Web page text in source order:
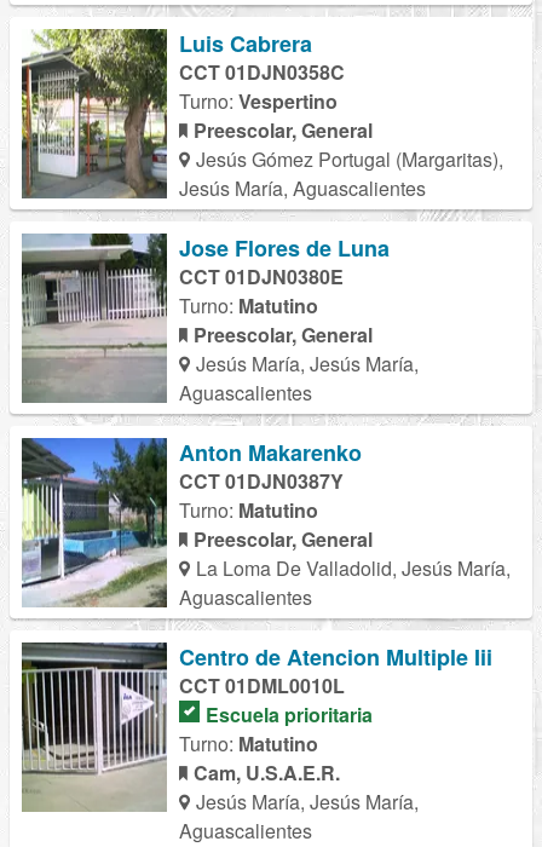
Luis Cabrera
CCT 01DJN0358C
Turno: Vespertino
Preescolar, General
Jesús Gómez Portugal (Margaritas),
Jesús María, Aguascalientes
Jose Flores de Luna
CCT 01DJN0380E
Turno: Matutino
Preescolar, General
Jesús María, Jesús María,
Aguascalientes
Anton Makarenko
CCT 01DJN0387Y
Turno: Matutino
Preescolar, General
La Loma De Valladolid, Jesús María,
Aguascalientes
Centro de Atencion Multiple Iii
CCT 01DML0010L
Escuela prioritaria
Turno: Matutino
Cam, U.S.A.E.R.
Jesús María, Jesús María,
Aguascalientes